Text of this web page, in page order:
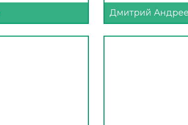
Дмитрий